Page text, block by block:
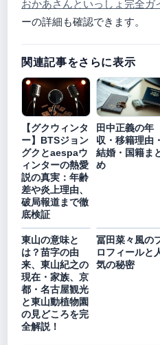
おかあさんといっしょ完全ガ
ーの詳細も確認できます。
関連記事をさらに表示
【グクウィンタ
ー】BTSジョン
グクとaespaウ
ィンターの熱愛
説の真実：年齢
差や炎上理由、
破局報道まで徹
底検証
田中正義の年
収・移籍理由・
結婚・国籍ま
め
東山の意味と
は？苗字の由
来、東山紀之の
現在・家族、京
都・名古屋観光
と東山動植物園
の見どころを完
全解説！
冨田菜々風の
ロフィールと
気の秘密